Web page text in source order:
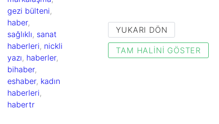
gezi bülteni,
haber,
sağlıklı, sanat
haberleri, nickli
yazı, haberler,
bihaber,
eshaber, kadın
haberleri,
habertr
YUKARI DÖN
TAM HALINI GÖSTER